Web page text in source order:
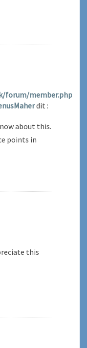
member.php?
dit :
about this.
points in
this